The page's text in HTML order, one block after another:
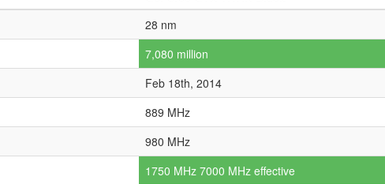
28 nm
7,080 million
Feb 18th, 2014
889 MHz
980 MHz
1750 MHz 7000 MHz effective